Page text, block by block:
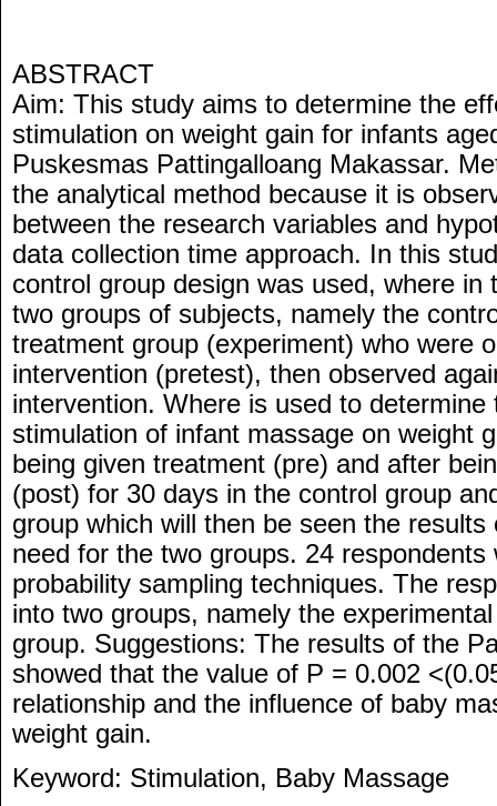
ABSTRACT
Aim: This study aims to determine the
stimulation on weight gain for infants
Puskesmas Pattingalloang Makassar.
the analytical method because it is
between the research variables and
data collection time approach. In this
control group design was used, where in
two groups of subjects, namely the
treatment group (experiment) who were
intervention (pretest), then observed
intervention. Where is used to determine
stimulation of infant massage on weight
being given treatment (pre) and after
(post) for 30 days in the control group
group which will then be seen the
need for the two groups. 24 respondents
probability sampling techniques. The
into two groups, namely the
group. Suggestions: The results of the
showed that the value of P = 0.002
relationship and the influence of baby
weight gain.
Keyword: Stimulation, Baby Massage